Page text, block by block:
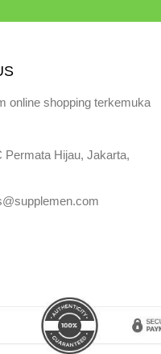
online shopping terkemuka
Permata Hijau, Jakarta,